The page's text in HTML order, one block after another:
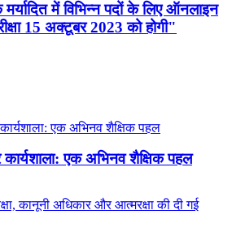
में विभिन्न पदों के लिए ऑनलाइन
15 अक्टूबर 2023 को होगी"
एक अभिनव शैक्षिक पहल